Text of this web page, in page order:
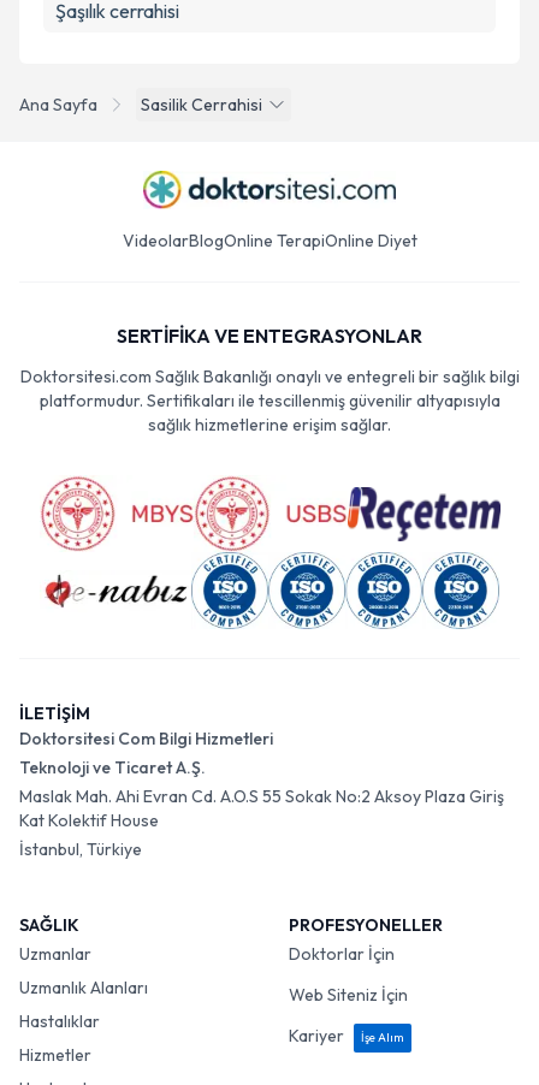
Ana Sayfa Sasilik Cerrahisi
Şaşılık cerrahisi
VideolarBlogOnline TerapiOnline Diyet
SERTİFİKA VE ENTEGRASYONLAR
Doktorsitesi.com Sağlık Bakanlığı onaylı ve entegreli bir sağlık bilgi
platformudur. Sertifikaları ile tescillenmiş güvenilir altyapısıyla
sağlık hizmetlerine erişim sağlar.
İLETİŞİM
Doktorsitesi Com Bilgi Hizmetleri
Teknoloji ve Ticaret A.Ş.
Maslak Mah. Ahi Evran Cd. A.O.S 55 Sokak No:2 Aksoy Plaza Giriş
Kat Kolektif House
İstanbul, Türkiye
SAĞLIK
Uzmanlar
Uzmanlık Alanları
Hastalıklar
Hizmetler
PROFESYONELLER
Doktorlar İçin
Web Siteniz İçin
Kariyer
İşe Alım